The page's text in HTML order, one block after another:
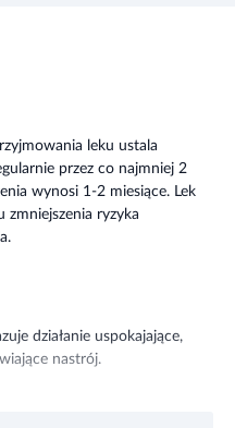
leku ustala
przez co najmniej 2
wynosi 1-2 miesiące. Lek
ryzyka
działanie uspokajające,
ące nastrój.